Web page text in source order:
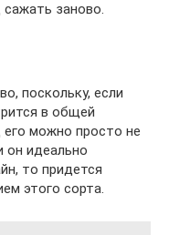
заново.
поскольку, если
в общей
можно просто не
он идеально
то придется
этого сорта.